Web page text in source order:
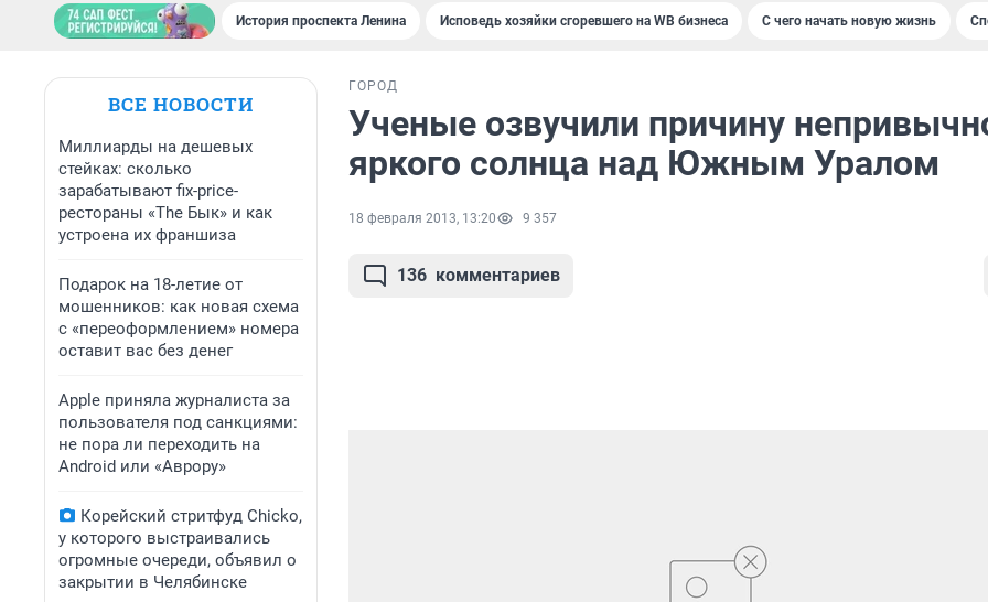
История проспекта Ленина Исповедь хозяйки сгоревшего на WB бизнеса С чего начать новую жизнь
ВСЕ НОВОСТИ
Миллиарды на дешевых
стейках: сколько
зарабатывают fix-price-
рестораны «The Бык» и как
устроена их франшиза
Подарок на 18-летие от
мошенников: как новая схема
с «переоформлением» номера
оставит вас без денег
Apple приняла журналиста за
пользователя под санкциями:
не пора ли переходить на
Android или «Аврору»
Корейский стритфуд Chicko,
у которого выстраивались
огромные очереди, объявил о
закрытии в Челябинске
ГОРОД
Ученые озвучили причину
яркого солнца над Южным Уралом
18 февраля 2013, 13:20 9 357
136 комментариев